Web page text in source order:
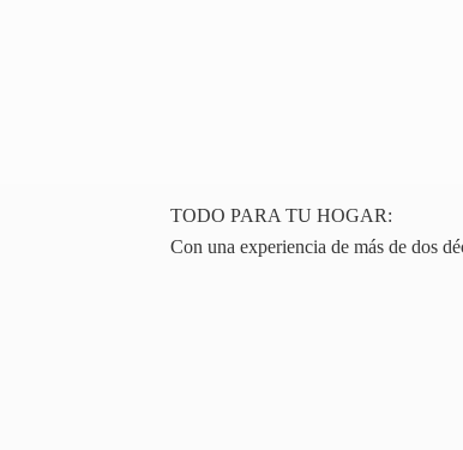
TODO PARA TU HOGAR:
Con una experiencia de más de dos